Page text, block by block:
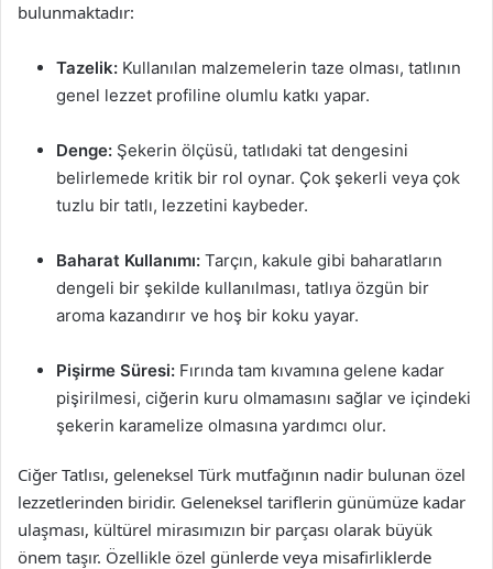
bulunmaktadır:
Tazelik: Kullanılan malzemelerin taze olması, tatlının
genel lezzet profiline olumlu katkı yapar.
Denge: Şekerin ölçüsü, tatlıdaki tat dengesini
belirlemede kritik bir rol oynar. Çok şekerli veya çok
tuzlu bir tatlı, lezzetini kaybeder.
Baharat Kullanımı: Tarçın, kakule gibi baharatların
dengeli bir şekilde kullanılması, tatlıya özgün bir
aroma kazandırır ve hoş bir koku yayar.
Pişirme Süresi: Fırında tam kıvamına gelene kadar
pişirilmesi, ciğerin kuru olmamasını sağlar ve içindeki
şekerin karamelize olmasına yardımcı olur.
Ciğer Tatlısı, geleneksel Türk mutfağının nadir bulunan özel
lezzetlerinden biridir. Geleneksel tariflerin günümüze kadar
ulaşması, kültürel mirasımızın bir parçası olarak büyük
önem taşır. Özellikle özel günlerde veya misafirliklerde